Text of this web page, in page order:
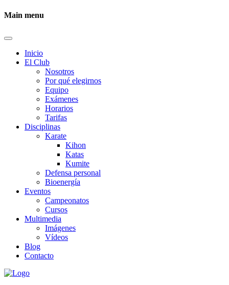
Main menu
Inicio
El Club
Nosotros
Por qué elegirnos
Equipo
Exámenes
Horarios
Tarifas
Disciplinas
Karate
Kihon
Katas
Kumite
Defensa personal
Bioenergía
Eventos
Campeonatos
Cursos
Multimedia
Imágenes
Vídeos
Blog
Contacto